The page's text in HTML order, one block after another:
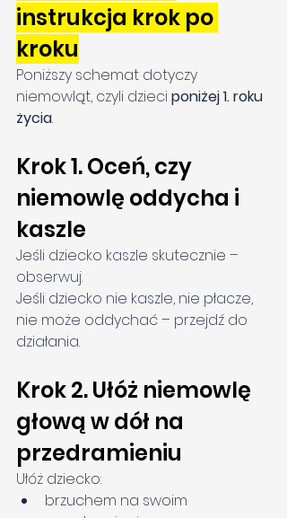
instrukcja krok po
kroku
Poniższy schemat dotyczy
niemowląt, czyli dzieci poniżej 1. roku
życia.
Krok 1. Oceń, czy
niemowlę oddycha i
kaszle
Jeśli dziecko kaszle skutecznie –
obserwuj.
Jeśli dziecko nie kaszle, nie płacze,
nie może oddychać – przejdź do
działania.
Krok 2. Ułóż niemowlę
głową w dół na
przedramieniu
Ułóż dziecko:
brzuchem na swoim